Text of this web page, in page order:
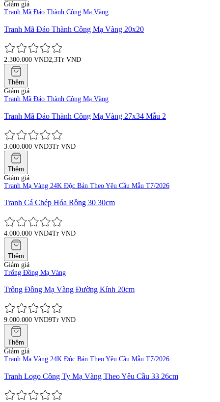
Giảm giá
Tranh Mã Đáo Thành Công Mạ Vàng
Tranh Mã Đáo Thành Công Mạ Vàng 20x20
2.300.000 VND2,3Tr VND
Thêm
Giảm giá
Tranh Mã Đáo Thành Công Mạ Vàng
Tranh Mã Đáo Thành Công Mạ Vàng 27x34 Mẫu 2
3.000.000 VND3Tr VND
Thêm
Giảm giá
Tranh Mạ Vàng 24K Độc Bản Theo Yêu Cầu Mẫu T7/2026
Tranh Cá Chép Hóa Rồng 30 30cm
4.000.000 VND4Tr VND
Thêm
Giảm giá
Trống Đồng Mạ Vàng
Trống Đồng Mạ Vàng Đường Kính 20cm
9.000.000 VND9Tr VND
Thêm
Giảm giá
Tranh Mạ Vàng 24K Độc Bản Theo Yêu Cầu Mẫu T7/2026
Tranh Logo Công Ty Mạ Vàng Theo Yêu Cầu 33 26cm